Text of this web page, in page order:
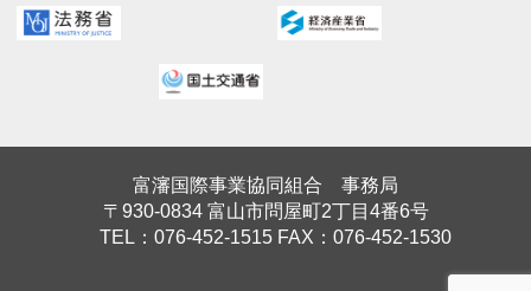
富瀋国際事業協同組合 事務局
〒930-0834 富山市問屋町2丁目4番6号
TEL：076-452-1515 FAX：076-452-1530